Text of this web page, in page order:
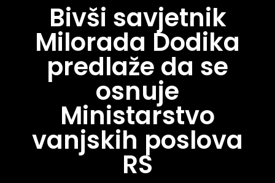
Bivši savjetnik
Milorada Dodika
predlaže da se
osnuje
Ministarstvo
vanjskih poslova
RS